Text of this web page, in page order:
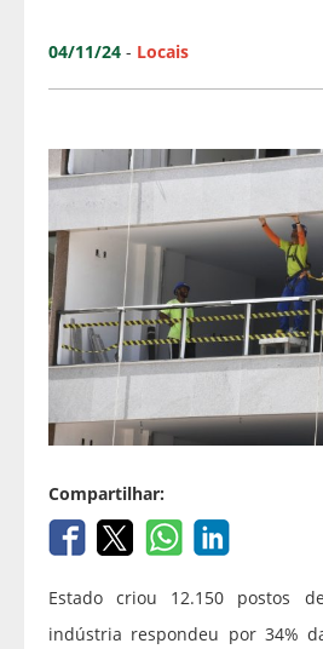
04/11/24 - Locais
Compartilhar:
Estado criou 12.150 postos
indústria respondeu por 34%